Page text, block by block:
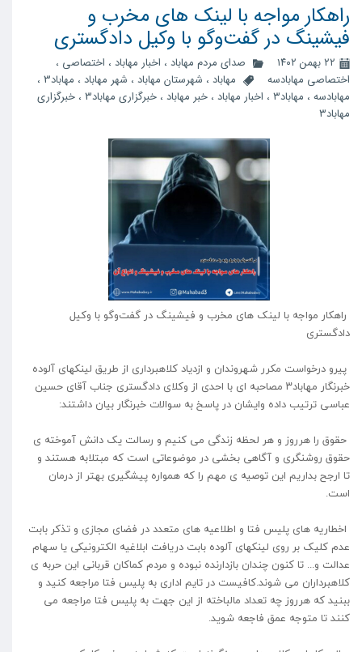
راهکار مواجه با لینک های مخرب و
فیشینگ در گفت‌وگو با وکیل دادگستری
۲۲ بهمن ۱۴۰۲ صدای مردم مهاباد ، اخبار مهاباد ، اختصاصی ،
اختصاصی مهابادسه
مهاباد ، شهرستان مهاباد ، شهر مهاباد ، مهاباد3
،
مهابادسه ، مهاباد۳ ، اخبار مهاباد ، خبر مهاباد ، خبرگزاری مهاباد3 ، خبرگزاری
مهاباد۳
‍ راهکار مواجه با لینک های مخرب و فیشینگ در گفت‌وگو با وکیل
دادگستری
پیرو درخواست مکرر شهروندان و ازدیاد کلاهبرداری از طریق لینکهای آلوده
خبرنگار مهاباد۳ مصاحبه ای با احدی از وکلای دادگستری جناب آقای حسین
عباسی ترتیب داده وایشان در پاسخ به سوالات خبرنگار بیان داشتند:
حقوق را هرروز و هر لحظه زندگی می کنیم و رسالت یک دانش آموخته ی
حقوق روشنگری و آگاهی بخشی در موضوعاتی است که مبتلابه هستند و
تا ارجح بداریم این توصیه ی مهم را که همواره پیشگیری بهتر از درمان
است.
اخطاریه های پلیس فتا و اطلاعیه های متعدد در فضای مجازی و تذکر بابت
عدم کلیک بر روی لینکهای آلوده بابت دریافت ابلاغیه الکترونیکی یا سهام
عدالت و... تا کنون چندان بازدارنده نبوده و مردم کماکان قربانی این حربه ی
کلاهبرداران می شوند.کافیست در تایم اداری به پلیس فتا مراجعه کنید و
ببنید که هرروز چه تعداد مالباخته از این جهت به پلیس فتا مراجعه می
کنند تا متوجه عمق فاجعه شوید.